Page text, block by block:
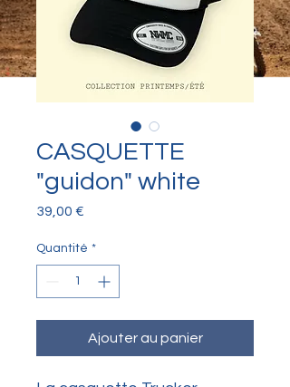
CASQUETTE
"guidon" white
39,00 €
Quantité *
Ajouter au panier